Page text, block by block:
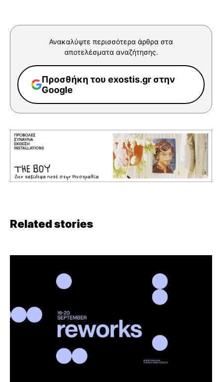
Ανακαλύψτε περισσότερα άρθρα στα
αποτελέσματα αναζήτησης.
Προσθήκη του exostis.gr στην
Google
Related stories